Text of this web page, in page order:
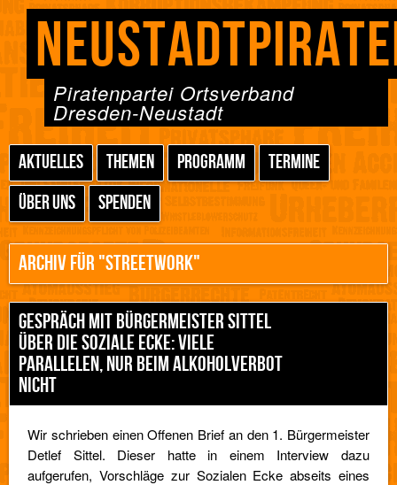
Piratenpartei Ortsverband
Dresden-Neustadt
AKTUELLES THEMEN PROGRAMM
TERMINE
ÜBER UNS
SPENDEN
ARCHIV FÜR "STREETWORK"
GESPRÄCH MIT BÜRGERMEISTER SITTEL
ÜBER DIE SOZIALE ECKE: VIELE
PARALLELEN, NUR BEIM ALKOHOLVERBOT
NICHT
Wir schrieben einen Offenen Brief an den 1. Bürgermeister
Detlef Sittel. Dieser hatte in einem Interview dazu
aufgerufen, Vorschläge zur Sozialen Ecke abseits eines